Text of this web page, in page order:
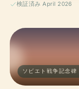
検証済み April 2026
ソビエト戦争記念碑